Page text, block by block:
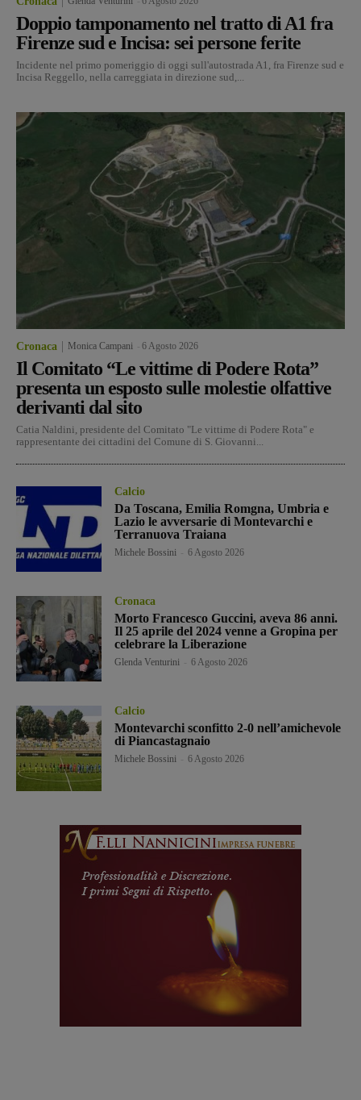
Doppio tamponamento nel tratto di A1 fra
Firenze sud e Incisa: sei persone ferite
Incidente nel primo pomeriggio di oggi sull'autostrada A1, fra Firenze sud e
Incisa Reggello, nella carreggiata in direzione sud,...
Cronaca Monica Campani 6 Agosto 2026
Il Comitato “Le vittime di Podere Rota”
presenta un esposto sulle molestie olfattive
derivanti dal sito
Catia Naldini, presidente del Comitato "Le vittime di Podere Rota" e
rappresentante dei cittadini del Comune di S. Giovanni...
Calcio
Da Toscana, Emilia Romgna, Umbria e
Lazio le avversarie di Montevarchi e
Terranuova Traiana
Michele Bossini 6 Agosto 2026
Cronaca
Morto Francesco Guccini, aveva 86 anni.
Il 25 aprile del 2024 venne a Gropina per
celebrare la Liberazione
Glenda Venturini 6 Agosto 2026
Calcio
Montevarchi sconfitto 2-0 nell’amichevole
di Piancastagnaio
Michele Bossini 6 Agosto 2026